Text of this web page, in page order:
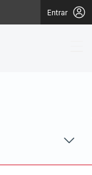
Entrar